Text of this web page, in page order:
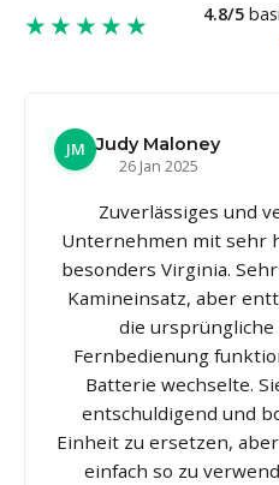
★★★★★ 4.8/5
JM Judy Maloney
26 Jan 2025
Zuverlässiges und
Unternehmen mit sehr
besonders Virginia.
Kamineinsatz, aber
die ursprüngliche
Fernbedienung
Batterie wechselte.
entschuldigend und
Einheit zu ersetzen,
einfach so zu